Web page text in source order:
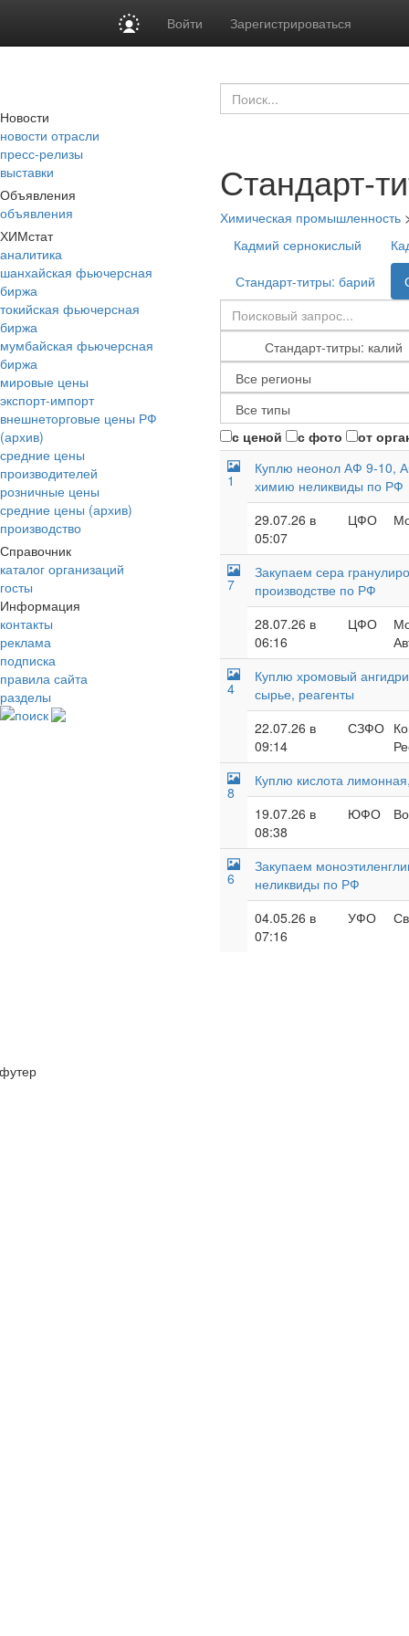
Войти Зарегистрироваться
Новости
новости отрасли
пресс-релизы
выставки
Объявления
объявления
ХИМстат
аналитика
шанхайская фьючерсная
биржа
токийская фьючерсная
биржа
мумбайская фьючерсная
биржа
мировые цены
экспорт-импорт
внешнеторговые цены РФ
(архив)
средние цены
производителей
розничные цены
средние цены (архив)
производство
Справочник
каталог организаций
госты
Информация
контакты
реклама
подписка
правила сайта
разделы
поиск
Стандарт-
Химическая промышленность
Кадмий сернокислый
Стандарт-титры: барий
с ценой с фото от
1
Куплю неонол АФ 9-10,
химию неликвиды по РФ
29.07.26 в
05:07
ЦФО
7
Закупаем сера
производстве по РФ
28.07.26 в
06:16
ЦФО
4
Куплю хромовый
сырье, реагенты
22.07.26 в
09:14
СЗФО
8
Куплю кислота
19.07.26 в
08:38
ЮФО
6
Закупаем
неликвиды по РФ
04.05.26 в
07:16
УФО
футер